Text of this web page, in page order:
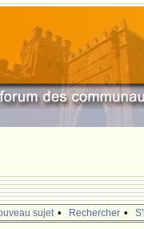
sujet • Rechercher •